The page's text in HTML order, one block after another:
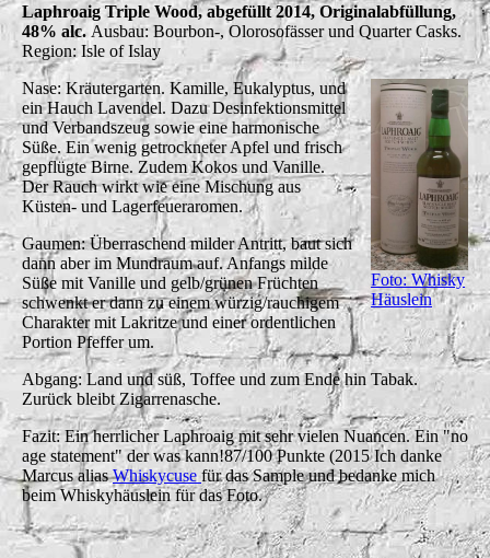
Laphroaig Triple Wood, abgefüllt 2014, Originalabfüllung,
48% alc. Ausbau: Bourbon-, Olorosofässer und Quarter Casks.
Region: Isle of Islay
Foto: Whisky
Häuslein
Nase: Kräutergarten. Kamille, Eukalyptus, und
ein Hauch Lavendel. Dazu Desinfektionsmittel
und Verbandszeug sowie eine harmonische
Süße. Ein wenig getrockneter Apfel und frisch
gepflügte Birne. Zudem Kokos und Vanille.
Der Rauch wirkt wie eine Mischung aus
Küsten- und Lagerfeueraromen.
Gaumen: Überraschend milder Antritt, baut sich
dann aber im Mundraum auf. Anfangs milde
Süße mit Vanille und gelb/grünen Früchten
schwenkt er dann zu einem würzig/rauchigem
Charakter mit Lakritze und einer ordentlichen
Portion Pfeffer um.
Abgang: Land und süß, Toffee und zum Ende hin Tabak.
Zurück bleibt Zigarrenasche.
Fazit: Ein herrlicher Laphroaig mit sehr vielen Nuancen. Ein "no
age statement" der was kann!87/100 Punkte (2015 Ich danke
Marcus aliasWhiskycuse für das Sample und bedanke mich
beim Whiskyhäuslein für das Foto.